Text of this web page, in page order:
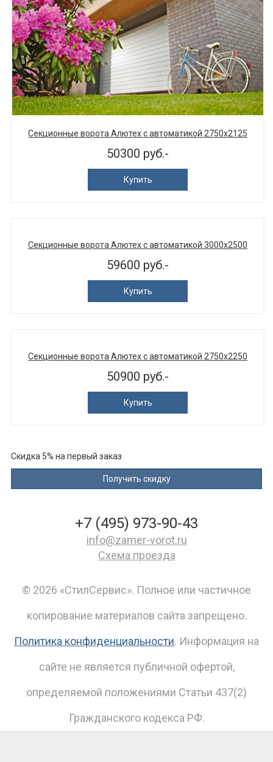
Секционные ворота Алютех с автоматикой 2750х2125
50300 руб.-
Купить
Секционные ворота Алютех с автоматикой 3000х2500
59600 руб.-
Купить
Секционные ворота Алютех с автоматикой 2750х2250
50900 руб.-
Купить
Скидка 5% на первый заказ
+7 (495) 973-90-43
info@zamer-vorot.ru
Схема проезда
© 2026 «СтилСервис». Полное или частичное
копирование материалов сайта запрещено.
Политика конфиденциальности. Информация на
сайте не является публичной офертой,
определяемой положениями Статьи 437(2)
Гражданского кодекса РФ.